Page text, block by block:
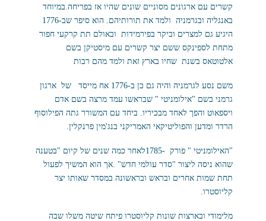
קשרים עם ארגונים מסוניים שונים שהיו אז בפריחה.במיוחד
באנגליה ובגרמניה ולמד את תורותיהם. הוא סיפר שב-1776
היגיע גם למצרים וביקר בפירמידות ובאולם תת קרקעי חפור
מתחת לספינקס ששם יצר קשרים עם מיסטיקן בשם
אלטוטאס בשנת שחיו בארץ זאת ולמד מהם רבות
משם נסע לגרמניה והיה גם כן ב-1776 אח מייסד של ארגון
גרמני בשם "אילומניטי " שבראשו עמד מרצה בשם אדם
ויספאוט והפך לאחד מבכיריו. ביחד עם המשורר גתה הפילוסוף
הרדר ומדען והפוליטיקאי האמריקני בנג'מין פרנקלין.
"האילומניטי " פורק -1785לאחר כמה שנים של קיום "בטענה
שהוא ניסה ליצור "סדר עולמי חדש" .אך הוא המשיך לפעול
תחת שמות אחרים ובראש ובראשונה במסדר שאותו יצר
קליוסטרו.
מלימודי ובארצות שונות קליוסטרו פיתח שיטה משלו שבה